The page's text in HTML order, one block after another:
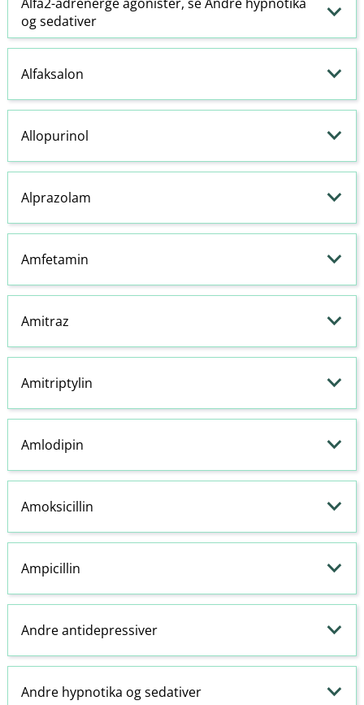
ogsedativer
Alfaksalon
Allopurinol
Alprazolam
Amfetamin
Amitraz
Amitriptylin
Amlodipin
Amoksicillin
Ampicillin
Andre antidepressiver
Andre hypnotika ogsedativer